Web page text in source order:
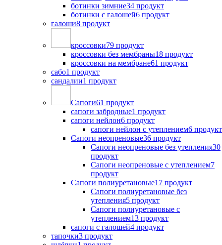
ботинки зимние34 продукт
ботинки с галошей6 продукт
галоши8 продукт
кроссовки79 продукт
кроссовки без мембраны18 продукт
кроссовки на мембране61 продукт
сабо1 продукт
сандалии1 продукт
Сапоги61 продукт
сапоги забродные1 продукт
сапоги нейлон6 продукт
сапоги нейлон с утеплением6 продукт
Сапоги неопреновые36 продукт
Сапоги неопреновые без утепления30
продукт
Сапоги неопреновые с утеплением7
продукт
Сапоги полиуретановые17 продукт
Сапоги полиуретановые без
утепления5 продукт
Сапоги полиуретановые с
утеплением13 продукт
сапоги с галошей4 продукт
тапочки3 продукт